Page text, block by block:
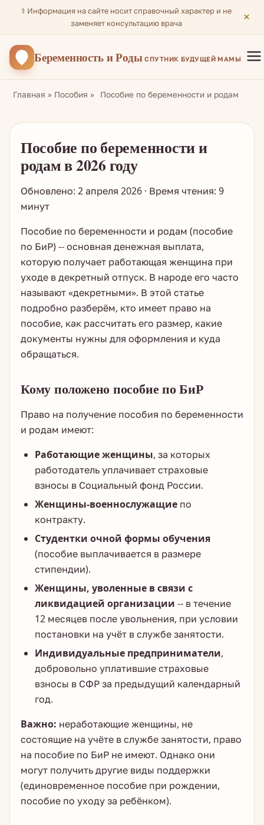
⚕️ Информация на сайте носит справочный характер и не
заменяет консультацию врача
×
Беременностьи Роды СПУТНИК БУДУЩЕЙ МАМЫ
Главная » Пособия » Пособие по беременности и родам
Пособие по беременности и
родам в 2026 году
Обновлено: 2 апреля 2026 · Время чтения: 9
минут
Пособие по беременности и родам (пособие
по БиР) -- основная денежная выплата,
которую получает работающая женщина при
уходе в декретный отпуск. В народе его часто
называют «декретными». В этой статье
подробно разберём, кто имеет право на
пособие, как рассчитать его размер, какие
документы нужны для оформления и куда
обращаться.
Кому положено пособие по БиР
Право на получение пособия по беременности
и родам имеют:
Работающие женщины, за которых
работодатель уплачивает страховые
взносы в Социальный фонд России.
Женщины-военнослужащие по
контракту.
Студентки очной формы обучения
(пособие выплачивается в размере
стипендии).
Женщины, уволенные в связи с
ликвидацией организации -- в течение
12 месяцев после увольнения, при условии
постановки на учёт в службе занятости.
Индивидуальные предприниматели,
добровольно уплатившие страховые
взносы в СФР за предыдущий календарный
год.
Важно: неработающие женщины, не
состоящие на учёте в службе занятости, право
на пособие по БиР не имеют. Однако они
могут получить другие виды поддержки
(единовременное пособие при рождении,
пособие по уходу за ребёнком).